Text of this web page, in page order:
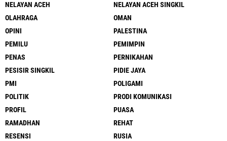
NELAYAN ACEH
NELAYAN ACEH SINGKIL
OLAHRAGA
OMAN
OPINI
PALESTINA
PEMILU
PEMIMPIN
PENAS
PERNIKAHAN
PESISIR SINGKIL
PIDIE JAYA
PMI
POLIGAMI
POLITIK
PRODI KOMUNIKASI
PROFIL
PUASA
RAMADHAN
REHAT
RESENSI
RUSIA